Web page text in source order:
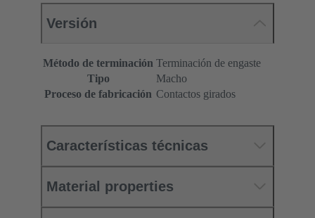
Versión
Método de terminación Terminación de engaste
Tipo
Macho
Proceso de fabricación Contactos girados
Características técnicas
Material properties